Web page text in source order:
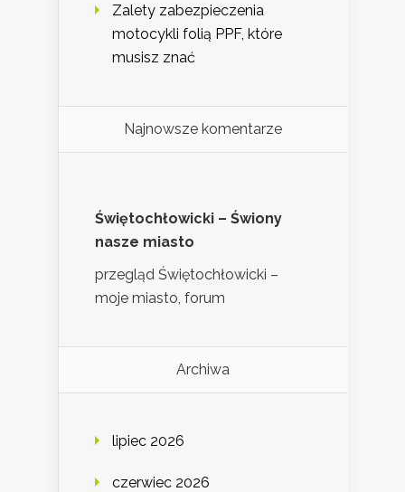
Zalety zabezpieczenia
motocykli folią PPF, które
musisz znać
Najnowsze komentarze
Świętochłowicki – Świony
nasze miasto
przegląd Świętochłowicki –
moje miasto, forum
Archiwa
lipiec 2026
czerwiec 2026